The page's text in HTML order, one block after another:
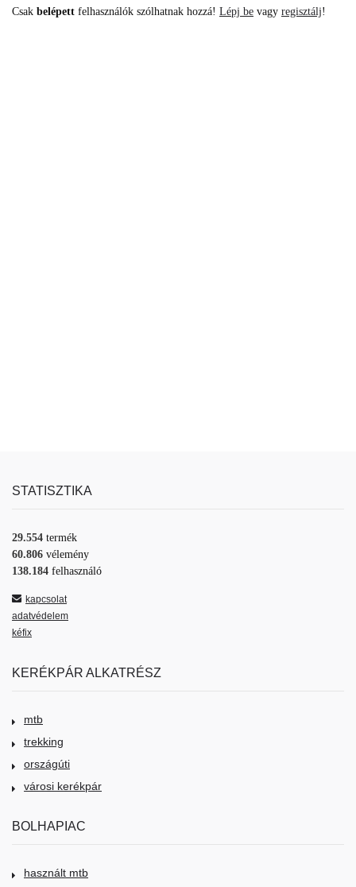
Csak belépett felhasználók szólhatnak hozzá! Lépj be vagy regisztálj!
STATISZTIKA
29.554 termék
60.806 vélemény
138.184 felhasználó
kapcsolat
adatvédelem
kéfix
KERÉKPÁR ALKATRÉSZ
mtb
trekking
országúti
városi kerékpár
BOLHAPIAC
használt mtb